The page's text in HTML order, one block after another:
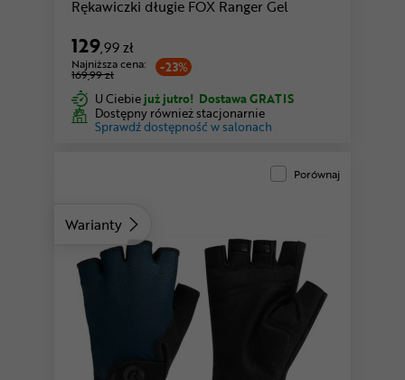
Rękawiczki długie FOX Ranger Gel
129,99 zł
-23%
Najniższa cena:
169,99 zł
U Ciebie już jutro! Dostawa GRATIS
Dostępny również stacjonarnie
Sprawdź dostępność w salonach
Warianty
Porównaj